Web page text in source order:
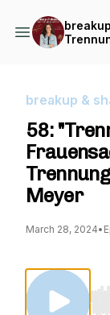
breakup &
58:
Meyer
March 28, 2024•